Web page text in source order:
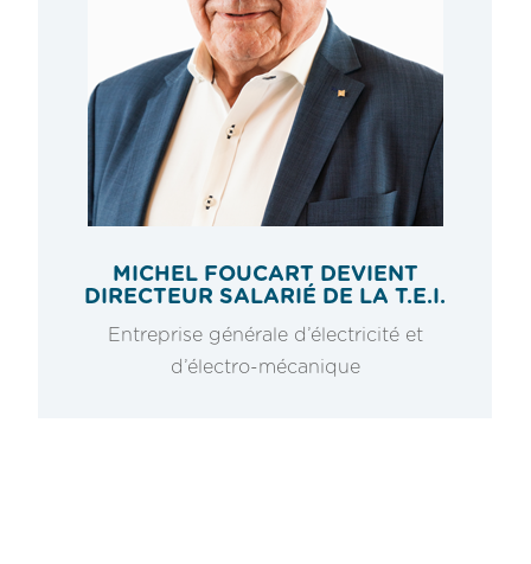
MICHEL FOUCART DEVIENT
DIRECTEUR SALARIÉ DE LA T.E.I.
Entreprise générale d’électricité et
d’électro-mécanique